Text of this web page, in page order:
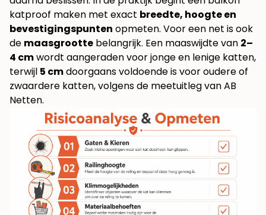
katproof maken met exact breedte, hoogte en
bevestigingspunten opmeten. Voor een net is ook
de maasgrootte belangrijk. Een maaswijdte van 2–
4 cmwordt aangeraden voor jonge en lenige katten,
terwijl 5 cmdoorgaans voldoende is voor oudere of
zwaardere katten, volgensde meetuitleg van AB
Netten.